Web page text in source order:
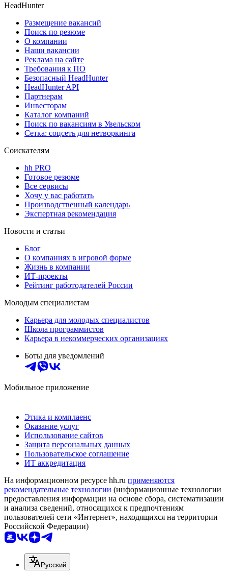
HeadHunter
Размещение вакансий
Поиск по резюме
О компании
Наши вакансии
Реклама на сайте
Требования к ПО
Безопасный HeadHunter
HeadHunter API
Партнерам
Инвесторам
Каталог компаний
Поиск по вакансиям в Увельском
Сетка: соцсеть для нетворкинга
Соискателям
hh PRO
Готовое резюме
Все сервисы
Хочу у вас работать
Производственный календарь
Экспертная рекомендация
Новости и статьи
Блог
О компаниях в игровой форме
Жизнь в компании
ИТ-проекты
Рейтинг работодателей России
Молодым специалистам
Карьера для молодых специалистов
Школа программистов
Карьера в некоммерческих организациях
Боты для уведомлений
Мобильное приложение
Этика и комплаенс
Оказание услуг
Использование сайтов
Защита персональных данных
Пользовательское соглашение
ИТ аккредитация
На информационном ресурсе hh.ru применяются
рекомендательные технологии (информационные технологии
предоставления информации на основе сбора, систематизации
и анализа сведений, относящихся к предпочтениям
пользователей сети «Интернет», находящихся на территории
Российской Федерации)
Русский